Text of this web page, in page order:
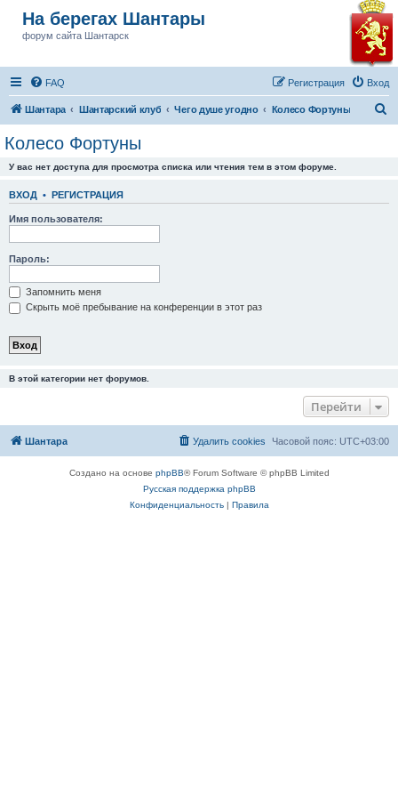
На берегах Шантары
форум сайта Шантарск
FAQ Вход
Регистрация
Шантара Шантарский клуб Чего душе угодно Колесо Фортуны
Колесо Фортуны
У вас нет доступа для просмотра списка или чтения тем в этом форуме.
ВХОД • РЕГИСТРАЦИЯ
Имя пользователя:
Пароль:
Запомнить меня
Скрыть моё пребывание на конференции в этот раз
В этой категории нет форумов.
Перейти
Шантара Часовой пояс: UTC+03:00
Удалить cookies
Создано на основе phpBB® Forum Software © phpBB Limited
Русская поддержка phpBB
Конфиденциальность| Правила